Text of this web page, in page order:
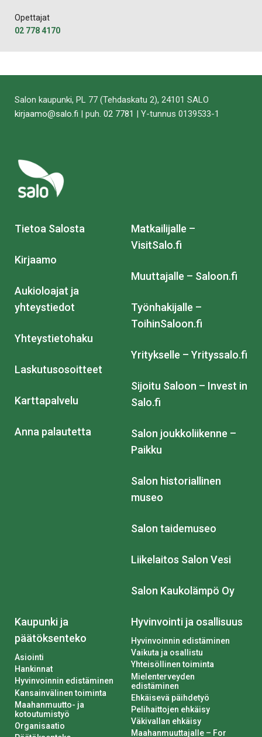
Opettajat
02 778 4170
Salon kaupunki, PL 77 (Tehdaskatu 2), 24101 SALO
kirjaamo@salo.fi | puh. 02 7781 | Y-tunnus 0139533-1
Tietoa Salosta
Kirjaamo
Aukioloajat ja
yhteystiedot
Yhteystietohaku
Laskutusosoitteet
Karttapalvelu
Anna palautetta
Matkailijalle –
VisitSalo.fi
Muuttajalle – Saloon.fi
Työnhakijalle –
ToihinSaloon.fi
Yritykselle – Yrityssalo.fi
Sijoitu Saloon – Invest in
Salo.fi
Salon joukkoliikenne –
Paikku
Salon historiallinen
museo
Salon taidemuseo
Liikelaitos Salon Vesi
Salon Kaukolämpö Oy
Kaupunki ja
päätöksenteko
Asiointi
Hankinnat
Hyvinvoinnin edistäminen
Kansainvälinen toiminta
Maahanmuutto- ja
kotoutumistyö
Organisaatio
Hyvinvointi ja osallisuus
Hyvinvoinnin edistäminen
Vaikuta ja osallistu
Yhteisöllinen toiminta
Mielenterveyden
edistäminen
Ehkäisevä päihdetyö
Pelihaittojen ehkäisy
Väkivallan ehkäisy
Maahanmuuttajalle – For